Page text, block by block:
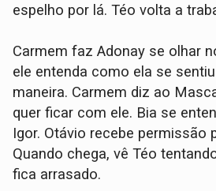
espelho por lá. Téo volta a
Carmem faz Adonay se olhar
ele entenda como ela se
maneira. Carmem diz ao
quer ficar com ele. Bia se
Igor. Otávio recebe permissão
Quando chega, vê Téo
fica arrasado.